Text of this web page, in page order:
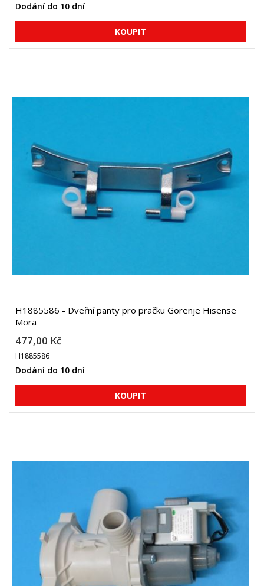
Dodání do 10 dní
H1885586 - Dveřní panty pro pračku Gorenje Hisense
Mora
477,00 Kč
H1885586
Dodání do 10 dní